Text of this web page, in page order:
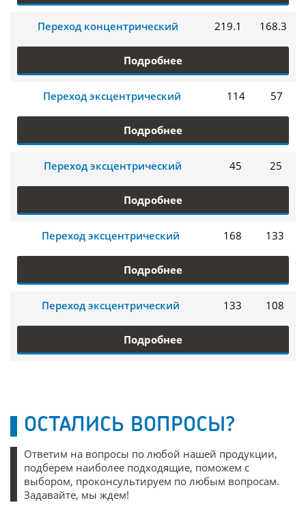
Переход концентрический 219.1 168.3
Подробнее
Переход эксцентрический 114 57
Подробнее
Переход эксцентрический 45 25
Подробнее
Переход эксцентрический 168 133
Подробнее
Переход эксцентрический 133 108
Подробнее
ОСТАЛИСЬ ВОПРОСЫ?
Ответим на вопросы по любой нашей продукции,
подберем наиболее подходящие, поможем с
выбором, проконсультируем по любым вопросам.
Задавайте, мы ждем!